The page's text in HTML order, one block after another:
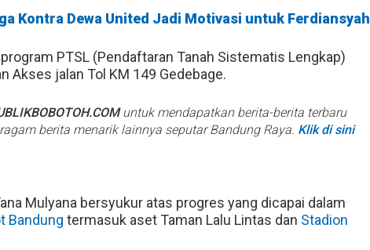
Kontra Dewa United Jadi Motivasi untuk Ferdiansyah
PTSL (Pendaftaran Tanah Sistematis Lengkap)
Akses jalan Tol KM 149 Gedebage.
untuk mendapatkan berita-berita terbaru
berita menarik lainnya seputar Bandung Raya. Klik di sini
Mulyana bersyukur atas progres yang dicapai dalam
Bandung termasuk aset Taman Lalu Lintas dan Stadion